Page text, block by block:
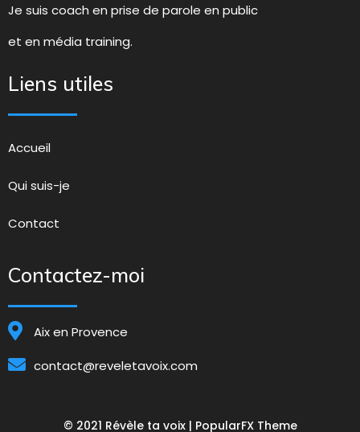
Je suis coach en prise de parole en public
et en média training.
Liens utiles
Accueil
Qui suis-je
Contact
Contactez-moi
Aix en Provence
contact@reveletavoix.com
© 2021 Révèle ta voix | PopularFX Theme